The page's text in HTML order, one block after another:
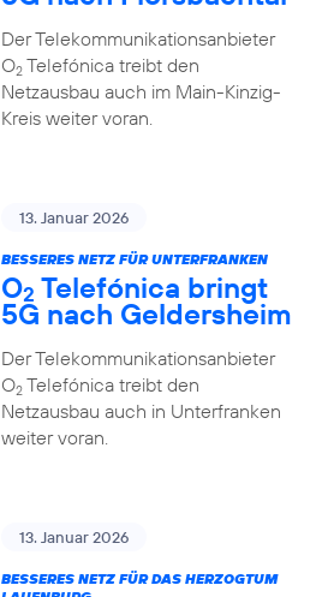
Der Telekommunikationsanbieter
O2Telefónica treibt den
Netzausbau auch im Main-Kinzig-
Kreis weiter voran.
13. Januar 2026
BESSERES NETZ FÜR UNTERFRANKEN
O2 Telefónica bringt
5G nach Geldersheim
Der Telekommunikationsanbieter
O2Telefónica treibt den
Netzausbau auch in Unterfranken
weiter voran.
13. Januar 2026
BESSERES NETZ FÜR DAS HERZOGTUM